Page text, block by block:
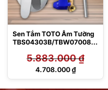
Sen Tắm TOTO Âm Tường
TBS04303B/TBW07008A/
5.883.000₫
Giá
4.708.000₫
Giá